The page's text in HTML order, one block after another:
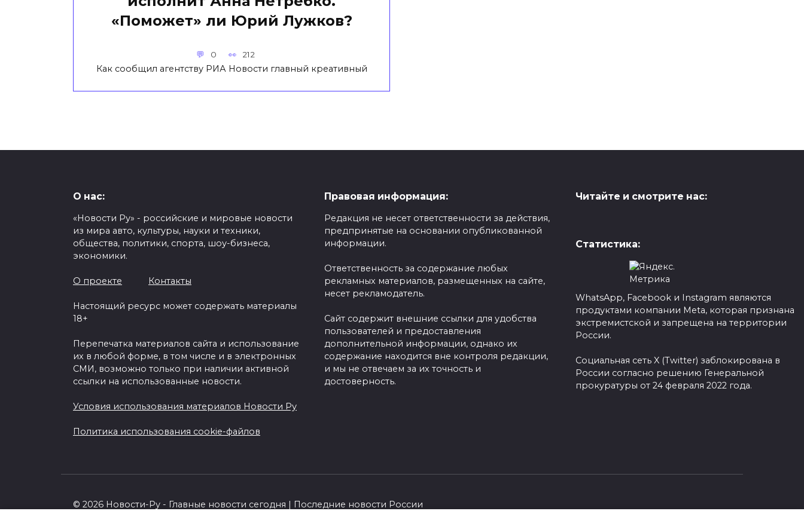
«Поможет» ли Юрий Лужков?
0 212
Как сообщил агентству РИА Новости главный креативный
О нас:
«Новости Ру» - российские и мировые новости
из мира авто, культуры, науки и техники,
общества, политики, спорта, шоу-бизнеса,
экономики.
О проекте Контакты
Настоящий ресурс может содержать материалы
18+
Перепечатка материалов сайта и использование
их в любой форме, в том числе и в электронных
СМИ, возможно только при наличии активной
ссылки на использованные новости.
Условия использования материалов Новости Ру
Политика использования cookie-файлов
Правовая информация:
Редакция не несет ответственности за действия,
предпринятые на основании опубликованной
информации.
Ответственность за содержание любых
рекламных материалов, размещенных на сайте,
несет рекламодатель.
Сайт содержит внешние ссылки для удобства
пользователей и предоставления
дополнительной информации, однако их
содержание находится вне контроля редакции,
и мы не отвечаем за их точность и
достоверность.
Читайте и смотрите нас:
Статистика:
WhatsApp, Facebook и Instagram являются
продуктами компании Meta, которая признана
экстремистской и запрещена на территории
России.
Социальная сеть X (Twitter) заблокирована в
России согласно решению Генеральной
прокуратуры от 24 февраля 2022 года.
© 2026 Новости-Ру - Главные новости сегодня | Последние новости России